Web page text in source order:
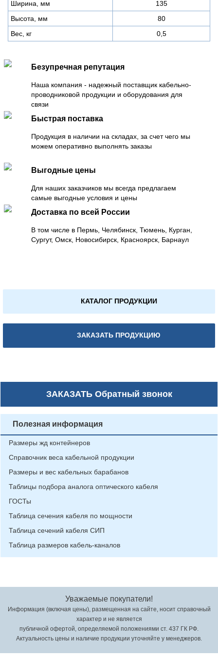
Ширина, мм
135
Высота, мм
80
Вес, кг
0,5
Безупречная репутация
Наша компания - надежный поставщик кабельно-
проводниковой продукции и оборудования для
связи
Быстрая поставка
Продукция в наличии на складах, за счет чего мы
можем оперативно выполнять заказы
Выгодные цены
Для наших заказчиков мы всегда предлагаем
самые выгодные условия и цены
Доставка по всей России
В том числе в Пермь, Челябинск, Тюмень, Курган,
Сургут, Омск, Новосибирск, Красноярск, Барнаул
КАТАЛОГ ПРОДУКЦИИ
ЗАКАЗАТЬ ПРОДУКЦИЮ
ЗАКАЗАТЬОбратный звонок
Полезная информация
Размеры жд контейнеров
Справочник веса кабельной продукции
Размеры и вес кабельных барабанов
Таблицы подбора аналога оптического кабеля
ГОСТы
Таблица сечения кабеля по мощности
Таблица сечений кабеля СИП
Таблица размеров кабель-каналов
Уважаемые покупатели!
Информация (включая цены), размещенная на сайте, носит справочный
характер и не является
публичной офертой, определяемой положениями ст. 437 ГК РФ.
Актуальность цены и наличие продукции уточняйте у менеджеров.